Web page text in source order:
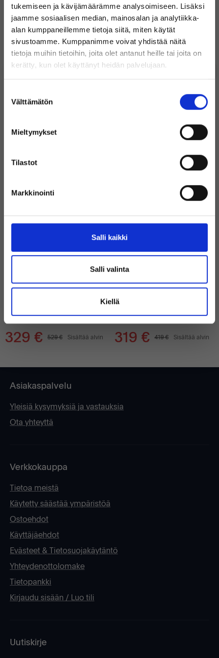
tukemiseen ja kävijämäärämme analysoimiseen. Lisäksi
jaamme sosiaalisen median, mainosalan ja analytiikka-
alan kumppaneillemme tietoja siitä, miten käytät
sivustoamme. Kumppanimme voivat yhdistää näitä
tietoja muihin tietoihin, joita olet antanut heille tai joita on
kerätty, kun olet käyttänyt heidän palvelujaan.
valinta
Välttämätön
Mieltymykset
Tilastot
Markkinointi
Salli kaikki
Salli valinta
Kiellä
Suosituimmat tuotteet
Microsoft Windows 11 Professional
0
€
+ Lisää
49
€
Sisältää
alvin
DELL LATITUDE 7330
329 € 529 € Sisältää alvin
24%
LENOVO THINKPAD T14 GEN 2
319 € 419 € Sisältää alvin
Asiakaspalvelu
Yleisiä kysymyksiä ja vastauksia
Ota yhteyttä
Verkkokauppa
Tietoa meistä
Käytetty säästää ympäristöä
Ostoehdot
Käyttäjäehdot
Evästeet & Tietosuojakäytäntö
Yhteydenottolomake
Tietopankki
Kirjaudu sisään / Luo tili
Uutiskirje
Tervetuloa Inregon verkkokauppaan!